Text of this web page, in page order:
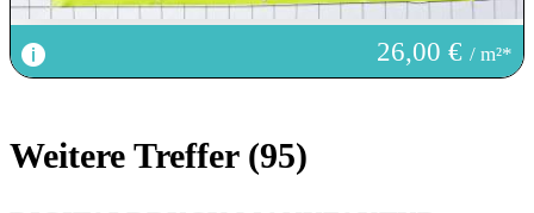
26,00 €/ m²*
Weitere Treffer (95)